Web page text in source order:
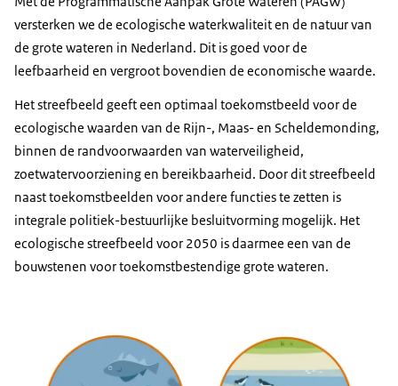
versterken we de ecologische waterkwaliteit en de natuur van
de grote wateren in Nederland. Dit is goed voor de
leefbaarheid en vergroot bovendien de economische waarde.
Het streefbeeld geeft een optimaal toekomstbeeld voor de
ecologische waarden van de Rijn-, Maas- en Scheldemonding,
binnen de randvoorwaarden van waterveiligheid,
zoetwatervoorziening en bereikbaarheid. Door dit streefbeeld
naast toekomstbeelden voor andere functies te zetten is
integrale politiek-bestuurlijke besluitvorming mogelijk. Het
ecologische streefbeeld voor 2050 is daarmee een van de
bouwstenen voor toekomstbestendige grote wateren.